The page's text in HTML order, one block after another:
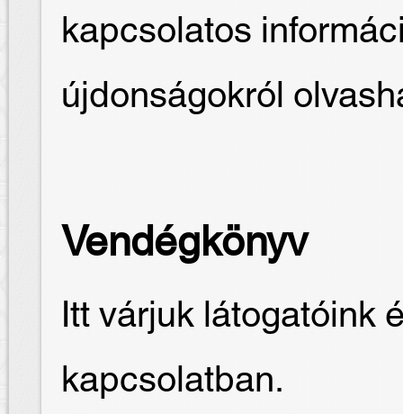
kapcsolatos
újdonságokról
Vendégkönyv
Itt várjuk látogatóink
kapcsolatban.